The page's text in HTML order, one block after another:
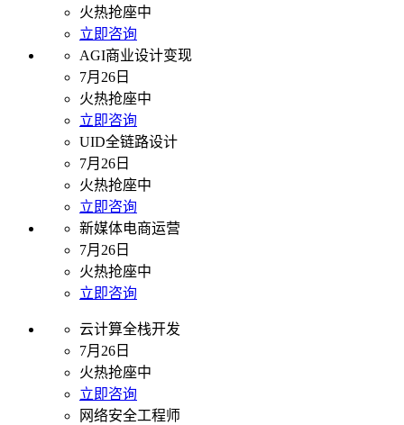
火热抢座中
立即咨询
AGI商业设计变现
7月26日
火热抢座中
立即咨询
UID全链路设计
7月26日
火热抢座中
立即咨询
新媒体电商运营
7月26日
火热抢座中
立即咨询
云计算全栈开发
7月26日
火热抢座中
立即咨询
网络安全工程师